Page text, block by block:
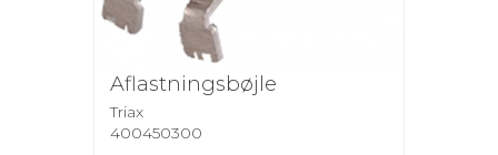
Aflastningsbøjle
Triax
400450300